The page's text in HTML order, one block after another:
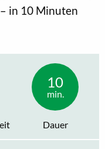
in 10 Minuten
10
min.
Dauer